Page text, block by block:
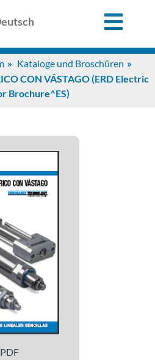
Kataloge und Broschüren
CON VÁSTAGO (ERD Electric
Brochure^ES)